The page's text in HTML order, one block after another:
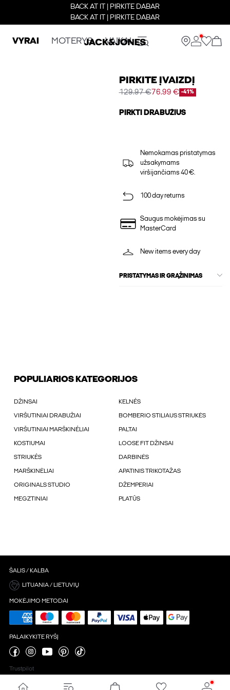
BACK AT IT | PIRKITE DABAR
BACK AT IT | PIRKITE DABAR
VYRAI MOTERYS VAIKAI
PIRKITE ĮVAIZDĮ
129.97 €76.99 € -41%
PIRKTI DRABUŽIUS
Nemokamas pristatymas
užsakymams
viršijančiams 40 €.
100 day returns
Saugus mokėjimas su
MasterCard
New items every day
PRISTATYMAS IR GRĄŽINIMAS
POPULIARIOS KATEGORIJOS
DŽINSAI KELNÉS
VIRŠUTINIAI DRABUŽIAI BOMBERIO STILIAUS STRIUKĖS
VIRŠUTINIAI MARŠKINÉLIAI PALTAI
KOSTIUMAI LOOSE FIT DŽINSAI
STRIUKÉS DARBINĖS
MARŠKINĖLIAI APATINIS TRIKOTAŽAS
ORIGINALS STUDIO DŽEMPERIAI
MEGZTINIAI PLATŪS
ŠALIS / KALBA
LITUANIA / LIETUVIŲ
MOKĖJIMO METODAI
PALAIKYKITE RYŠĮ
Trustpilot